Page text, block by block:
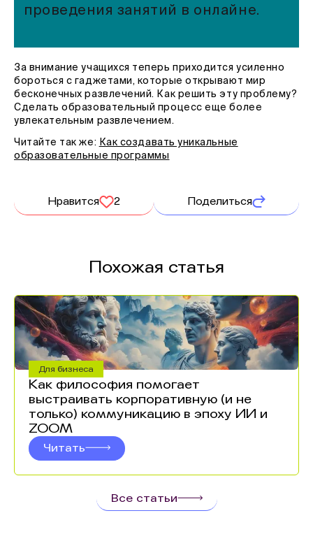
проведения занятий в онлайне.
За внимание учащихся теперь приходится усиленно
бороться с гаджетами, которые открывают мир
бесконечных развлечений. Как решить эту проблему?
Сделать образовательный процесс еще более
увлекательным развлечением.
Читайте так же: Как создавать уникальные
образовательные программы
Нравится 2 Поделиться
Похожая статья
Для бизнеса
Как философия помогает
выстраивать корпоративную (и не
только) коммуникацию в эпоху ИИ и
ZOOM
Читать
Все статьи